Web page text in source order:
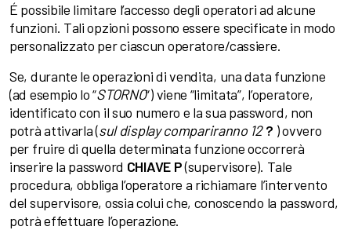
É possibile limitare l’accesso degli operatori ad alcune
funzioni. Tali opzioni possono essere specificate in modo
personalizzato per ciascun operatore/cassiere.
Se, durante le operazioni di vendita, una data funzione
(ad esempio lo “STORNO“) viene “limitata”, l’operatore,
identificato con il suo numero e la sua password, non
potrà attivarla (sul display compariranno 12? ) ovvero
per fruire di quella determinata funzione occorrerà
inserire la password CHIAVE P(supervisore). Tale
procedura, obbliga l’operatore a richiamare l’intervento
del supervisore, ossia colui che, conoscendo la password,
potrà effettuare l’operazione.